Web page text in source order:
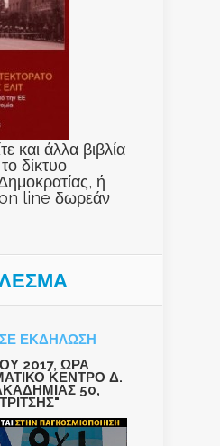
και άλλα βιβλία
δίκτυο
ή
on line δωρεάν
ΕΚΔΗΛΩΣΗ
2017, ΩΡΑ
ΚΕΝΤΡΟ Δ.
50,